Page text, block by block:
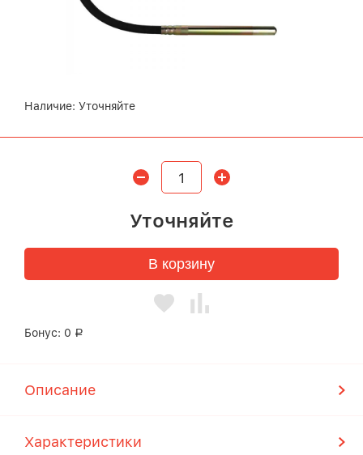
Наличие: Уточняйте
Уточняйте
В корзину
Бонус: 0 Р
Описание
Характеристики